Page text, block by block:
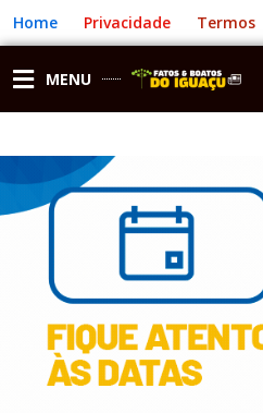
para
o
conteúdo
Home Privacidade Termos
MENU